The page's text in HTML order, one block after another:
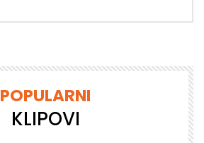
POPULARNI
KLIPOVI